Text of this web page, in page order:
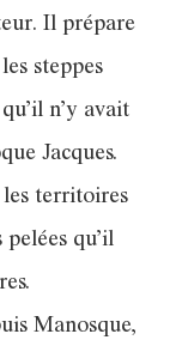
Il prépare
steppes
n’y avait
Jacques.
les territoires
pelées qu’il
Manosque,